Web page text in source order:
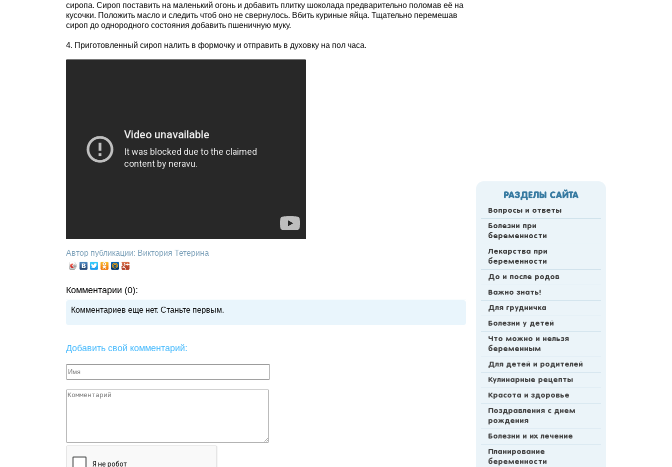
сиропа. Сироп поставить на маленький огонь и добавить плитку шоколада предварительно поломав её на
кусочки. Положить масло и следить чтоб оно не свернулось. Вбить куриные яйца. Тщательно перемешав
сироп до однородного состояния добавить пшеничную муку.
4. Приготовленный сироп налить в формочку и отправить в духовку на пол часа.
Автор публикации: Виктория Тетерина
Комментарии (0):
Комментариев еще нет. Станьте первым.
Добавить свой комментарий:
РАЗДЕЛЫ САЙТА
Вопросы и ответы
Болезни при
беременности
Лекарства при
беременности
До и после родов
Важно знать!
Для грудничка
Болезни у детей
Что можно и нельзя
беременным
Для детей и родителей
Кулинарные рецепты
Красота и здоровье
Поздравления с днем
рождения
Болезни и их лечение
Планирование
беременности